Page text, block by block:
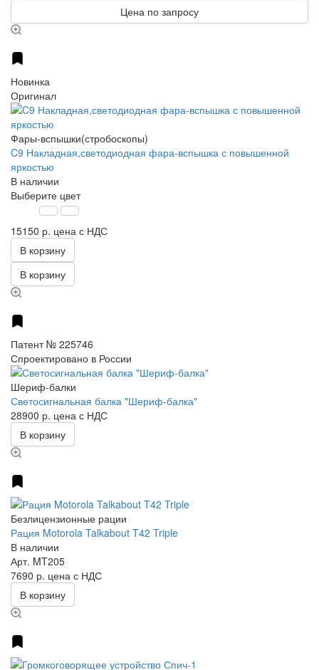
Цена по запросу
Новинка
Оригинал
Фары-вспышки(стробоскопы)
C9 Накладная,светодиодная фара-вспышка с повышенной
яркостью
В наличии
Выберите цвет
15150 р. цена с НДС
В корзину
В корзину
Патент № 225746
Спроектировано в России
Шериф-балки
Светосигнальная балка "Шериф-балка"
28900 р. цена с НДС
В корзину
Безлицензионные рации
Рация Motorola Talkabout T42 Triple
В наличии
Арт. MT205
7690 р. цена с НДС
В корзину